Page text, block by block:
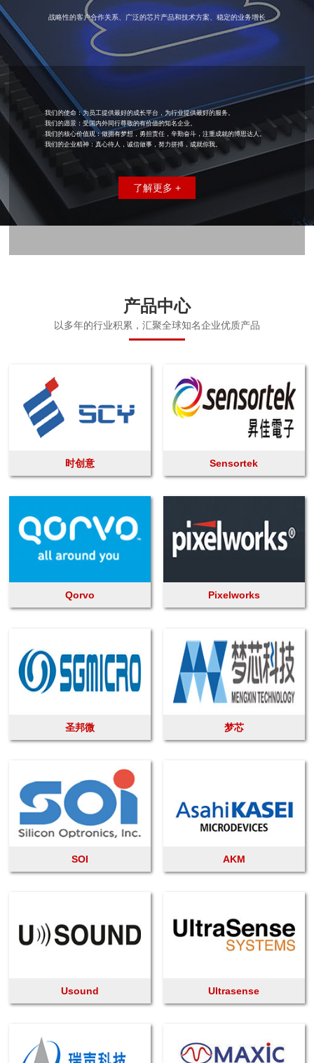
战略性的客户合作关系、广泛的芯片产品和技术方案、稳定的业务增长
我们的使命：为员工提供最好的成长平台，为行业提供最好的服务。
我们的愿景：受国内外同行尊敬的有价值的知名企业。
我们的核心价值观：做拥有梦想，勇担责任，辛勤奋斗，注重成就的博思达人。
我们的企业精神：真心待人，诚信做事，努力拼搏，成就你我。
了解更多 +
产品中心
以多年的行业积累，汇聚全球知名企业优质产品
时创意 Sensortek
Qorvo Pixelworks
圣邦微 梦芯
SOI AKM
Usound Ultrasense